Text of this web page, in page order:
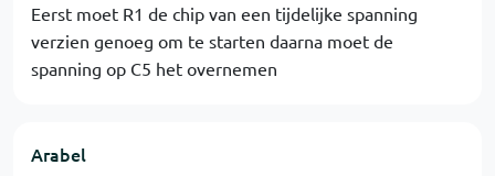
Eerst moet R1 de chip van een tijdelijke spanning
verzien genoeg om te starten daarna moet de
spanning op C5 het overnemen
Arabel